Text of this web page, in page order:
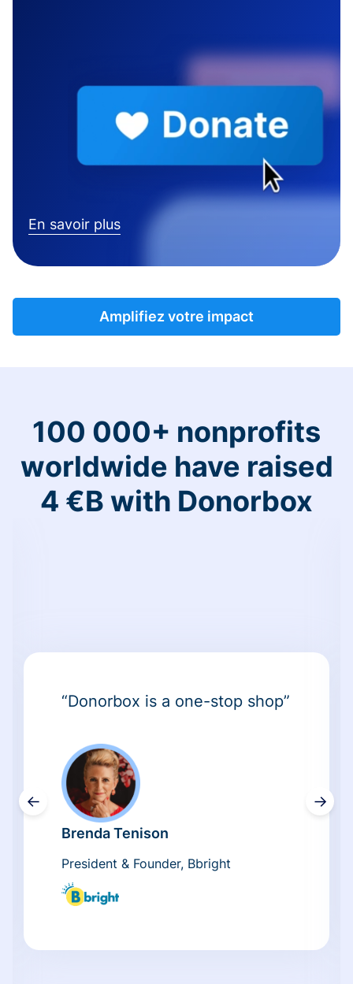
En savoir plus
Amplifiez votre impact
100 000+ nonprofits
worldwide have raised
4 €B with Donorbox
←
“Donorbox is a one-stop shop”
Brenda Tenison
President & Founder, Bbright
→